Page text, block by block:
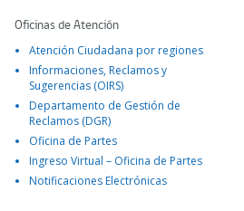
Oficinas de Atención
Atención Ciudadana por regiones
Informaciones, Reclamos y
Sugerencias (OIRS)
Departamento de Gestión de
Reclamos (DGR)
Oficina de Partes
Ingreso Virtual – Oficina de Partes
Notificaciones Electrónicas